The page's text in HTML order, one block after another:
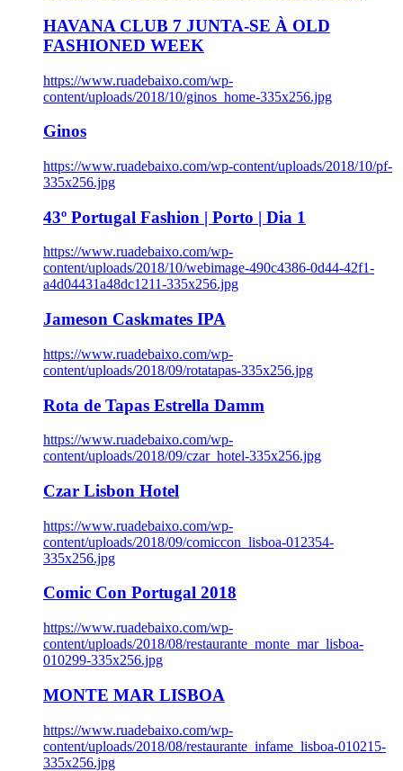
HAVANA CLUB 7 JUNTA-SE À OLD
FASHIONED WEEK
https://www.ruadebaixo.com/wp-
content/uploads/2018/10/ginos_home-335x256.jpg
Ginos
https://www.ruadebaixo.com/wp-content/uploads/2018/10/pf-
335x256.jpg
43º Portugal Fashion | Porto | Dia 1
https://www.ruadebaixo.com/wp-
content/uploads/2018/10/webimage-490c4386-0d44-42f1-
a4d04431a48dc1211-335x256.jpg
Jameson Caskmates IPA
https://www.ruadebaixo.com/wp-
content/uploads/2018/09/rotatapas-335x256.jpg
Rota de Tapas Estrella Damm
https://www.ruadebaixo.com/wp-
content/uploads/2018/09/czar_hotel-335x256.jpg
Czar Lisbon Hotel
https://www.ruadebaixo.com/wp-
content/uploads/2018/09/comiccon_lisboa-012354-
335x256.jpg
Comic Con Portugal 2018
https://www.ruadebaixo.com/wp-
content/uploads/2018/08/restaurante_monte_mar_lisboa-
010299-335x256.jpg
MONTE MAR LISBOA
https://www.ruadebaixo.com/wp-
content/uploads/2018/08/restaurante_infame_lisboa-010215-
335x256.jpg